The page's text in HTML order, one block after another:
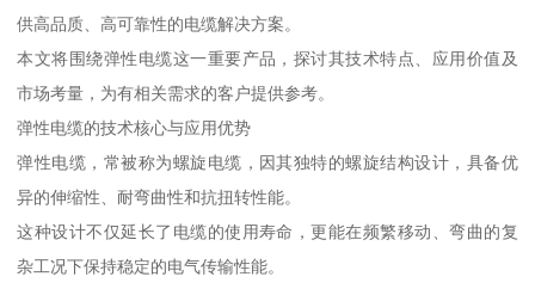
供高品质、高可靠性的电缆解决方案。
本文将围绕弹性电缆这一重要产品，探讨其技术特点、应用价值及
市场考量，为有相关需求的客户提供参考。
弹性电缆的技术核心与应用优势
弹性电缆，常被称为螺旋电缆，因其独特的螺旋结构设计，具备优
异的伸缩性、耐弯曲性和抗扭转性能。
这种设计不仅延长了电缆的使用寿命，更能在频繁移动、弯曲的复
杂工况下保持稳定的电气传输性能。